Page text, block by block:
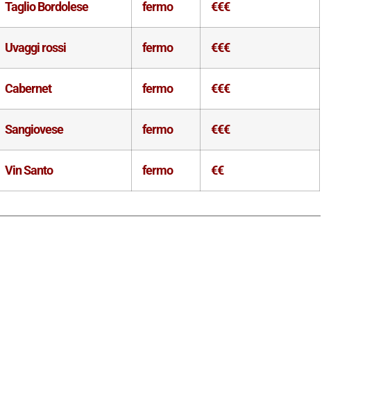
Taglio Bordolese fermo €€€
Uvaggi rossi fermo €€€
Cabernet fermo €€€
Sangiovese fermo €€€
Vin Santo fermo €€